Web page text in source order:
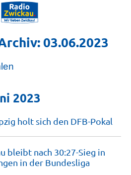
03.06.2023
2023
holt sich den DFB-Pokal
bleibt nach 30:27-Sieg in
in der Bundesliga